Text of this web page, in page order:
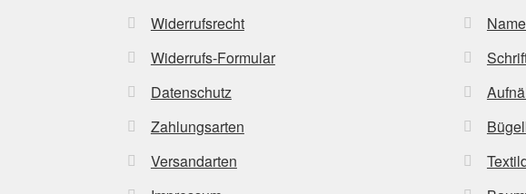
Widerrufsrecht
Widerrufs-Formular
Datenschutz
Zahlungsarten
Versandarten